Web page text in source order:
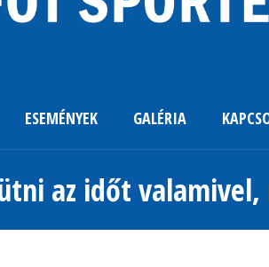
ESEMÉNYEK GALÉRIA
az időt